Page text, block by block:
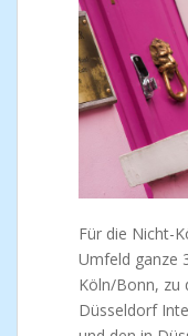
Für die Nicht-
Umfeld ganze
Köln/Bonn, zu
Düsseldorf